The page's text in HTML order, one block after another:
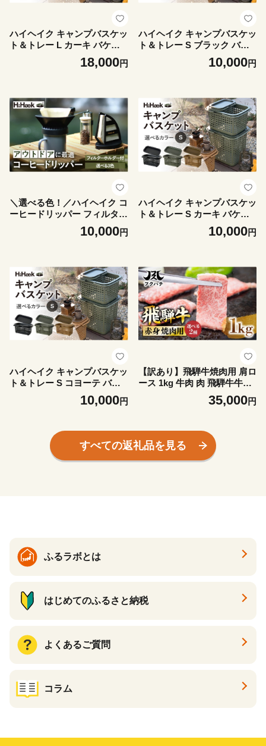
ハイヘイク キャンプバスケッ
ト＆トレー L カーキ バケツ
かご トートバッグ 収納 バッ
北欧 持ち運べる 便利グッズ
八幡化成 バーベキュー キャ
ンプ アウトドア 蓋付き 蓋付
きかご バスケット
18,000円
ハイヘイク キャンプバスケッ
ト＆トレー S ブラック バケ
ツ かご トートバッグ 収納 バ
貨 北欧 持ち運べる 便利グッ
ズ 八幡化成 バーベキュー キ
ャンプ アウトドア 蓋付き 蓋
付きかご バスケット
10,000円
＼選べる色！／ハイヘイク コ
ーヒードリッパー フィルター
ホルダー付き 持ち運び アウ
トドア 登山 キャンプ シンプ
しゃれ リビング コーヒード
リッパー コーヒー キャンプ
アウトドア コーヒードリッパ
ー
10,000円
ハイヘイク キャンプバスケッ
ト＆トレー S カーキ バケツ
かご トートバッグ 収納 バッ
北欧 持ち運べる 便利グッズ
八幡化成 バーベキュー キャ
ンプ アウトドア 蓋付き 蓋付
きかご バスケット
10,000円
ハイヘイク キャンプバスケッ
ト＆トレー S コヨーテ バケ
ツ かご トートバッグ 収納 バ
ズ 八幡化成 バーベキュー キ
ャンプ アウトドア 蓋付き 蓋
10,000円
【訳あり】飛騨牛焼肉用 肩ロ
ース 1kg 牛肉 肉 飛騨牛牛肉
飛騨牛ロース 飛騨牛焼肉 飛
騨牛 ロース牛肉 ロース焼肉
ライス やきにく BBQ 牛肉
バーベキュー 牛肉 ロース ロ
ース肉 ローススライス やき
35,000円
すべての返礼品を見る
ふるラボとは
はじめてのふるさと納税
よくあるご質問
コラム